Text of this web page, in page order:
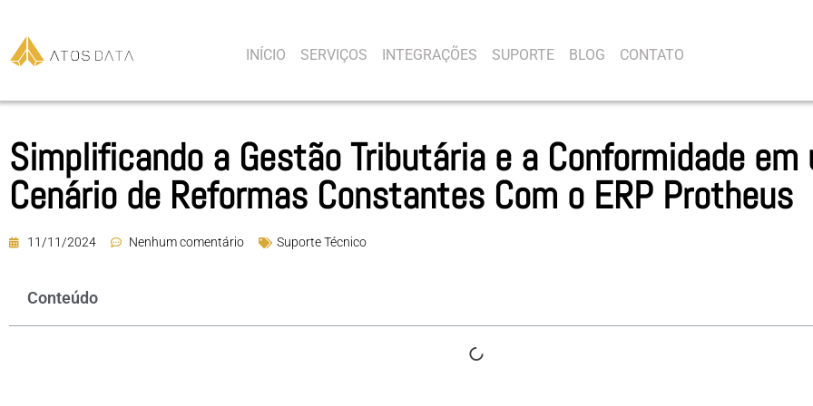
INÍCIO SERVIÇOS INTEGRAÇÕES SUPORTE BLOG CONTATO
Simplificando a Gestão Tributária e a Conformidade em
Cenário de Reformas Constantes Com o ERP Protheus
11/11/2024 Nenhum comentário Suporte Técnico
Conteúdo